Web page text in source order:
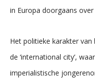
in Europa doorgaans
Het politieke karakter
de ‘international city’,
imperialistische